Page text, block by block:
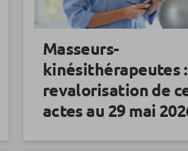
Masseurs-
kinésithérapeutes :
revalorisation de
actes au 29 mai